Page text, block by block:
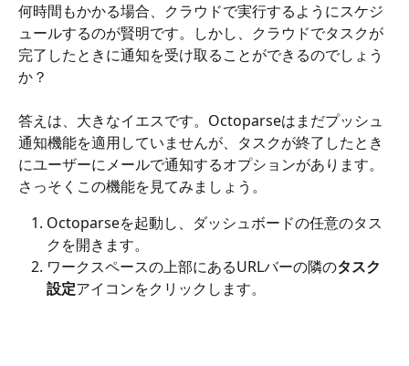
何時間もかかる場合、クラウドで実行するようにスケジ
ュールするのが賢明です。しかし、クラウドでタスクが
完了したときに通知を受け取ることができるのでしょう
か？
答えは、大きなイエスです。Octoparseはまだプッシュ
通知機能を適用していませんが、タスクが終了したとき
にユーザーにメールで通知するオプションがあります。
さっそくこの機能を見てみましょう。
Octoparseを起動し、ダッシュボードの任意のタス
クを開きます。
ワークスペースの上部にあるURLバーの隣のタスク
設定アイコンをクリックします。